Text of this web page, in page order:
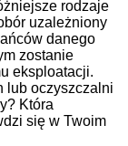
rodzaje
uzależniony
danego
zostanie
eksploatacji.
lub oczyszczalni
Która
się w Twoim